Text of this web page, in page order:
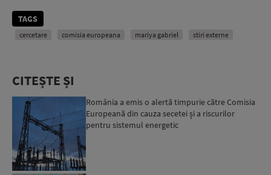
TAGS
cercetare comisia europeana mariya gabriel stiri externe
CITEȘTE ȘI
România a emis o alertă timpurie către Comisia
Europeană din cauza secetei și a riscurilor
pentru sistemul energetic